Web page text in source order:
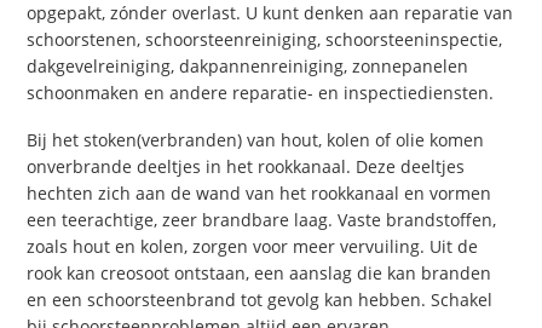
opgepakt, zónder overlast. U kunt denken aan reparatie van
schoorstenen, schoorsteenreiniging, schoorsteeninspectie,
dakgevelreiniging, dakpannenreiniging, zonnepanelen
schoonmaken en andere reparatie- en inspectiediensten.
Bij het stoken(verbranden) van hout, kolen of olie komen
onverbrande deeltjes in het rookkanaal. Deze deeltjes
hechten zich aan de wand van het rookkanaal en vormen
een teerachtige, zeer brandbare laag. Vaste brandstoffen,
zoals hout en kolen, zorgen voor meer vervuiling. Uit de
rook kan creosoot ontstaan, een aanslag die kan branden
en een schoorsteenbrand tot gevolg kan hebben. Schakel